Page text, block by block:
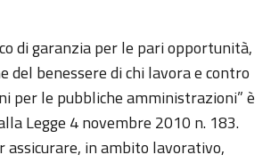
di garanzia per le pari opportunità,
del benessere di chi lavora e contro
per le pubbliche amministrazioni” è
Legge 4 novembre 2010 n. 183.
assicurare, in ambito lavorativo,